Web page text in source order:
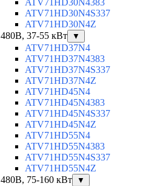
ATV71HD30N4383
ATV71HD30N4S337
ATV71HD30N4Z
480В, 37-55 кВт
▼
ATV71HD37N4
ATV71HD37N4383
ATV71HD37N4S337
ATV71HD37N4Z
ATV71HD45N4
ATV71HD45N4383
ATV71HD45N4S337
ATV71HD45N4Z
ATV71HD55N4
ATV71HD55N4383
ATV71HD55N4S337
ATV71HD55N4Z
480В, 75-160 кВт
▼